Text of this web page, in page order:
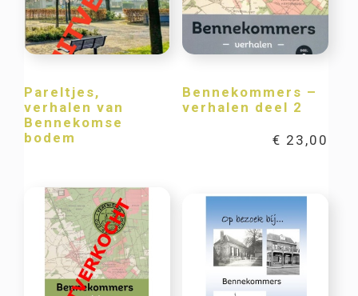
Pareltjes,
verhalen van
Bennekomse
bodem
Bennekommers –
verhalen deel 2
€ 23,00